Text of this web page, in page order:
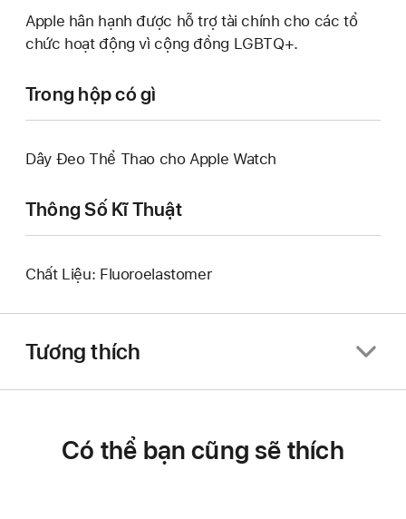
Apple hân hạnh được hỗ trợ tài chính cho các tổ
chức hoạt động vì cộng đồng LGBTQ+.
Trong hộp có gì
Dây Đeo Thể Thao cho Apple Watch
Thông Số Kĩ Thuật
Chất Liệu: Fluoroelastomer
Tương thích
Có thể bạn cũng sẽ thích